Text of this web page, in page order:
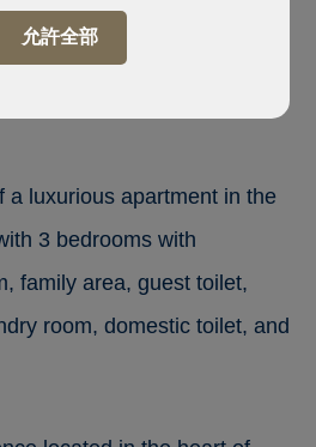
Residence
a luxurious apartment in the
3 bedrooms with
family area, guest toilet,
room, domestic toilet, and
允許全部